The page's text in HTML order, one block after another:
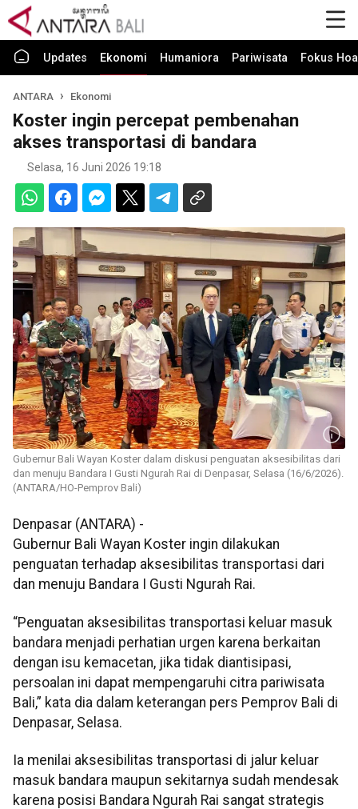
Updates Ekonomi Humaniora Pariwisata Fokus
ANTARA Ekonomi
Koster ingin percepat pembenahan
akses transportasi di bandara
Selasa, 16 Juni 2026 19:18
Gubernur Bali Wayan Koster dalam diskusi penguatan aksesibilitas dari
dan menuju Bandara I Gusti Ngurah Rai di Denpasar, Selasa (16/6/2026).
(ANTARA/HO-Pemprov Bali)
Denpasar (ANTARA) -
Gubernur Bali Wayan Koster ingin dilakukan
penguatan terhadap aksesibilitas transportasi dari
dan menuju Bandara I Gusti Ngurah Rai.
“Penguatan aksesibilitas transportasi keluar masuk
bandara menjadi perhatian urgen karena berkaitan
dengan isu kemacetan, jika tidak diantisipasi,
persoalan ini dapat mempengaruhi citra pariwisata
Bali,” kata dia dalam keterangan pers Pemprov Bali di
Denpasar, Selasa.
Ia menilai aksesibilitas transportasi di jalur keluar
masuk bandara maupun sekitarnya sudah mendesak
karena posisi Bandara Ngurah Rai sangat strategis